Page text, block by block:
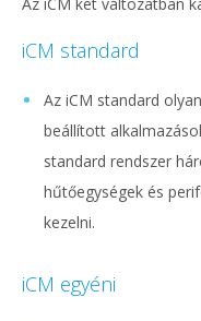
iCM standard
Az iCM standard
beállított
standard rendszer
hűtőegységek és
kezelni.
iCM egyéni